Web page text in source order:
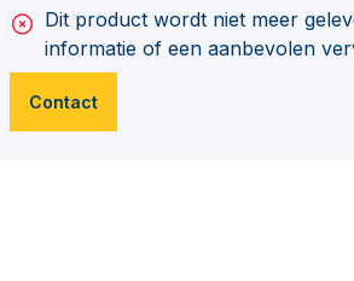
Dit product wordt niet meer
informatie of een aanbevolen
Contact